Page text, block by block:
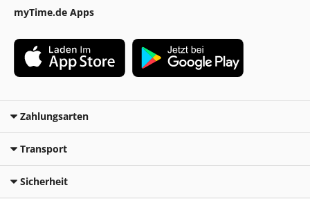
myTime.de Apps
Zahlungsarten
Transport
Sicherheit